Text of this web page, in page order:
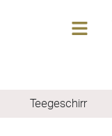
Teegeschirr